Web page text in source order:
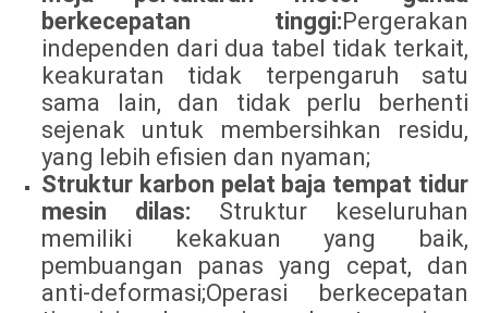
berkecepatan tinggi:Pergerakan
independen dari dua tabel tidak terkait,
keakuratan tidak terpengaruh satu
sama lain, dan tidak perlu berhenti
sejenak untuk membersihkan residu,
yang lebih efisien dan nyaman;
Struktur karbon pelat baja tempat tidur
mesin dilas: Struktur keseluruhan
memiliki kekakuan yang baik,
pembuangan panas yang cepat, dan
anti-deformasi;Operasi berkecepatan